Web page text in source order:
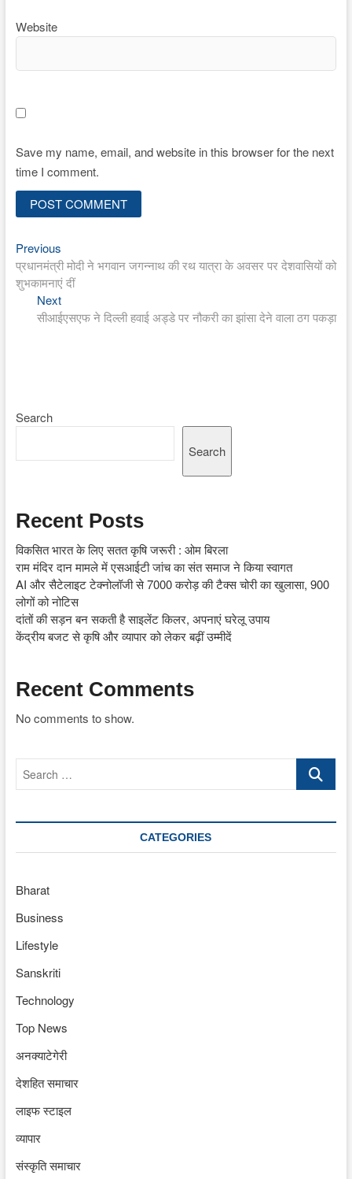
Website
Save my name, email, and website in this browser for the next
time I comment.
Post
navigation
PreviousPrevious
post:
प्रधानमंत्री मोदी ने भगवान जगन्नाथ की रथ यात्रा के अवसर पर देशवासियों को
शुभकामनाएं दीं
NextNext
post:
सीआईएसएफ ने दिल्ली हवाई अड्डे पर नौकरी का झांसा देने वाला ठग पकड़ा
Search
Search
Recent Posts
विकसित भारत के लिए सतत कृषि जरूरी : ओम बिरला
राम मंदिर दान मामले में एसआईटी जांच का संत समाज ने किया स्वागत
AI और सैटेलाइट टेक्नोलॉजी से 7000 करोड़ की टैक्स चोरी का खुलासा, 900
लोगों को नोटिस
दांतों की सड़न बन सकती है साइलेंट किलर, अपनाएं घरेलू उपाय
केंद्रीय बजट से कृषि और व्यापार को लेकर बढ़ीं उम्मीदें
Recent Comments
No comments to show.
Search
CATEGORIES
Bharat
Business
Lifestyle
Sanskriti
Technology
Top News
अनक्याटेगेरी
देशहित समाचार
लाइफ स्टाइल
व्यापार
संस्कृति समाचार